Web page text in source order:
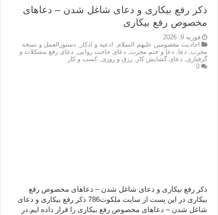
ذکر رفع بیکاری و دعای شاغل شدن – دعاهای
مخصوص رفع بیکاری
فوریه 9, 2026
احاديث معصومين عليهم السلام, ادعيه و اذكار , دستورالعمل و نسخه
مجرب, دعا, دعا و ختم مجرب, دعای حاجت روایی, دعای رفع مشکلات و
گرفتاری, دعای گشایش کار ,رزق و روزی,کسب و کار
0
ذکر رفع بیکاری و دعای شاغل شدن – دعاهای مخصوص رفع
بیکاری در این پست از سایت ملکوت786 ذکر رفع بیکاری و دعای
شاغل شدن – دعاهای مخصوص رفع بیکاری را قرار داده ایم.در